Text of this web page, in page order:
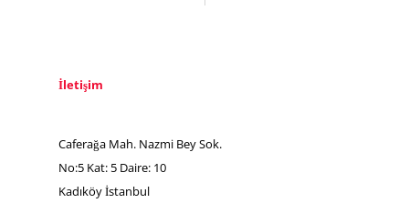
İletişim
Caferağa Mah. Nazmi Bey Sok.
No:5 Kat: 5 Daire: 10
Kadıköy İstanbul